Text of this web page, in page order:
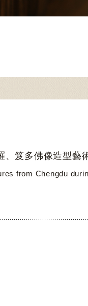
笈多佛像造型藝
from Chengdu